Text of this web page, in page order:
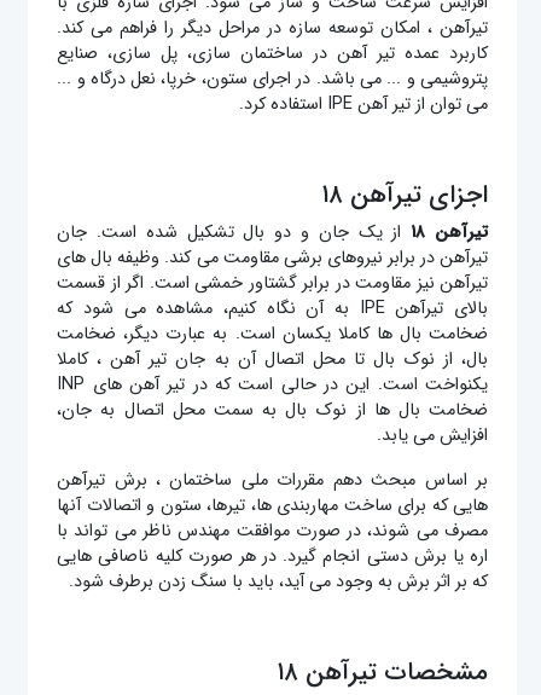
تیرآهن ، امکان توسعه سازه در مراحل دیگر را فراهم می کند.
کاربرد عمده تیر آهن در ساختمان سازی، پل سازی، صنایع
پتروشیمی و ... می باشد. در اجرای ستون، خرپا، نعل درگاه و ...
می توان از تیر آهن IPE استفاده کرد.
اجزای تیرآهن ۱۸
تیرآهن ۱۸
از یک جان و دو بال تشکیل شده است. جان
تیرآهن در برابر نیروهای برشی مقاومت می کند. وظیفه بال های
تیرآهن نیز مقاومت در برابر گشتاور خمشی است. اگر از قسمت
بالای تیرآهن IPE به آن نگاه کنیم، مشاهده می شود که
ضخامت بال ها کاملا یکسان است. به عبارت دیگر، ضخامت
بال، از نوک بال تا محل اتصال آن به جان تیر آهن ، کاملا
یکنواخت است. این در حالی است که در تیر آهن های INP
ضخامت بال ها از نوک بال به سمت محل اتصال به جان،
افزایش می یابد.
بر اساس مبحث دهم مقررات ملی ساختمان ، برش تیرآهن
هایی که برای ساخت مهاربندی ها، تیرها، ستون و اتصالات آنها
مصرف می شوند، در صورت موافقت مهندس ناظر می تواند با
اره یا برش دستی انجام گیرد. در هر صورت کلیه ناصافی هایی
که بر اثر برش به وجود می آید، باید با سنگ زدن برطرف شود.
مشخصات تیرآهن ۱۸